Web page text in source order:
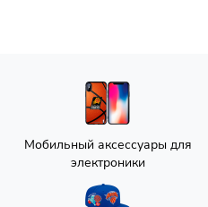
Мобильный аксессуары для
электроники